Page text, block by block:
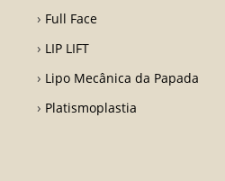
Full Face
LIP LIFT
Lipo Mecânica da Papada
Platismoplastia